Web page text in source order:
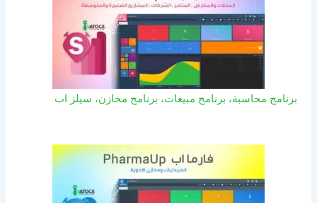
برنامج محاسبة، برنامج مبيعات، برنامج مخازن، سيلز اب